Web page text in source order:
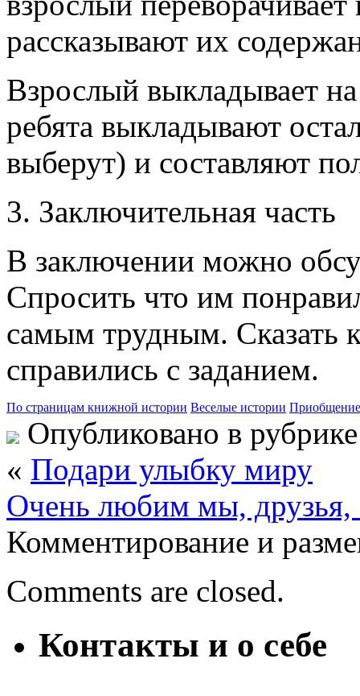
рассказывают их
Взрослый выкладывает
ребята выкладывают
выберут) и составляют
3. Заключительная часть
В заключении можно
Спросить что им
самым трудным. Сказать
справились с заданием.
По страницам книжной истории Веселые истории Приобщение
Опубликовано в
« Подари улыбку миру
Очень любим мы, друзья,
Комментирование и
Comments are closed.
Контакты и о себе